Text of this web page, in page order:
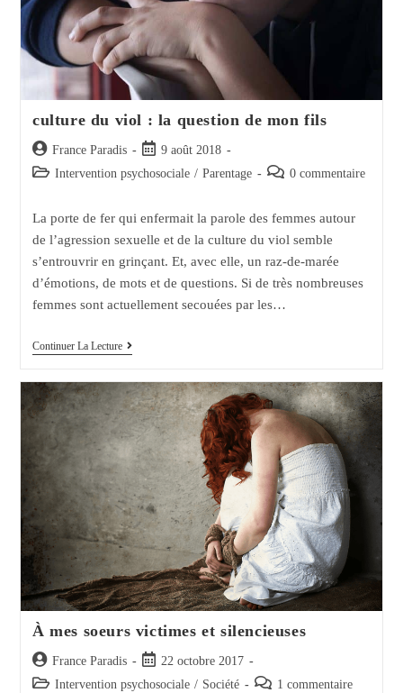
culture du viol : la question de mon fils
Auteur/autrice
de
France Paradis
Post
published:
9 août 2018
Post Intervention psychosociale / Parentage
Post 0 commentaire
La porte de fer qui enfermait la parole des femmes autour
de l’agression sexuelle et de la culture du viol semble
s’entrouvrir en grinçant. Et, avec elle, un raz-de-marée
d’émotions, de mots et de questions. Si de très nombreuses
femmes sont actuellement secouées par les…
Continuer La LectureCulture
Du
La
Question
De
Mon
Fils
À mes soeurs victimes et silencieuses
Auteur/autrice
de
France Paradis
Post
published:
22 octobre 2017
Post Intervention psychosociale / Société
Post 1 commentaire